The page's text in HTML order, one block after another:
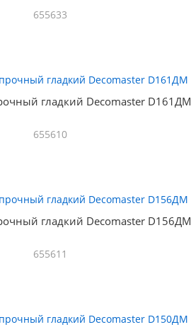
655633
гладкий Decomaster D161ДМ
655610
гладкий Decomaster D156ДМ
655611